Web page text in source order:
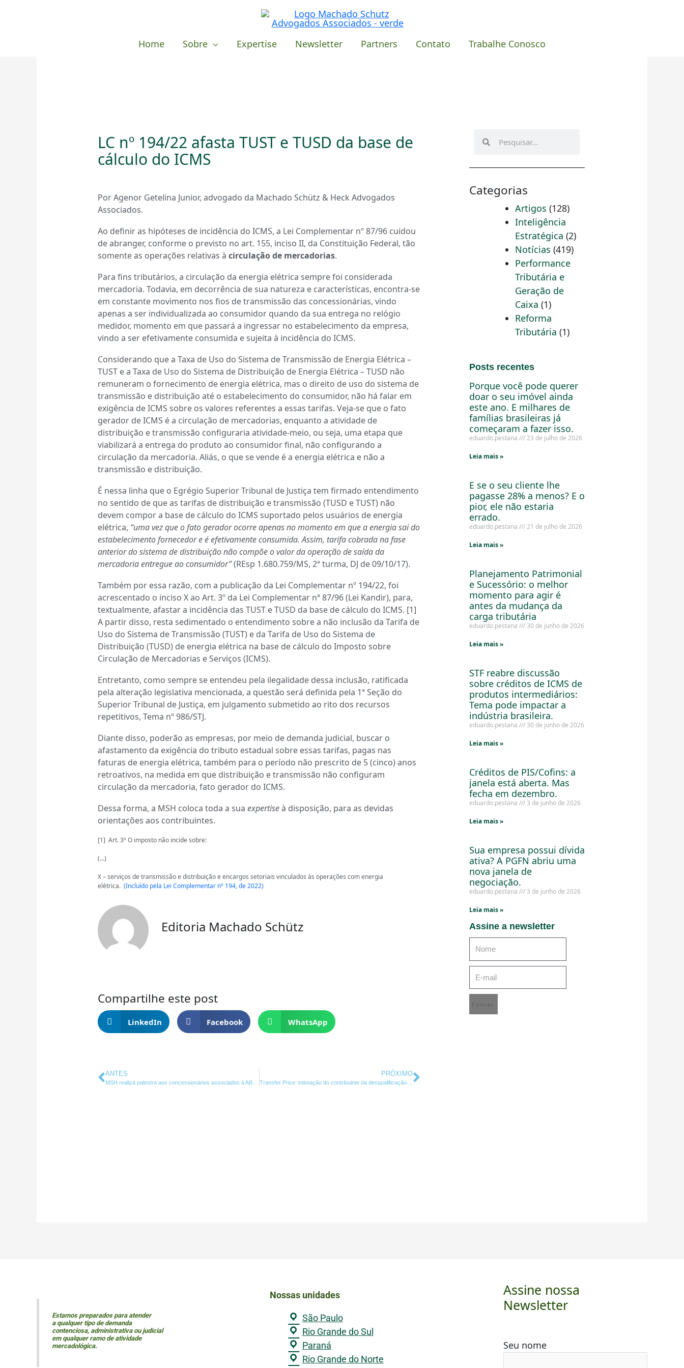
Home Sobre Expertise Newsletter Partners Contato Trabalhe Conosco
LC nº 194/22 afasta TUST e TUSD da base de
cálculo do ICMS
Por Agenor Getelina Junior, advogado da Machado Schütz & Heck Advogados
Associados.
Ao definir as hipóteses de incidência do ICMS, a Lei Complementar nº 87/96 cuidou
de abranger, conforme o previsto no art. 155, inciso II, da Constituição Federal, tão
somente as operações relativas àcirculação de mercadorias.
Para fins tributários, a circulação da energia elétrica sempre foi considerada
mercadoria. Todavia, em decorrência de sua natureza e características, encontra-se
em constante movimento nos fios de transmissão das concessionárias, vindo
apenas a ser individualizada ao consumidor quando da sua entrega no relógio
medidor, momento em que passará a ingressar no estabelecimento da empresa,
vindo a ser efetivamente consumida e sujeita à incidência do ICMS.
Considerando que a Taxa de Uso do Sistema de Transmissão de Energia Elétrica –
TUST e a Taxa de Uso do Sistema de Distribuição de Energia Elétrica – TUSD não
remuneram o fornecimento de energia elétrica, mas o direito de uso do sistema de
transmissão e distribuição até o estabelecimento do consumidor, não há falar em
exigência de ICMS sobre os valores referentes a essas tarifas. Veja-se que o fato
gerador de ICMS é a circulação de mercadorias, enquanto a atividade de
distribuição e transmissão configuraria atividade-meio, ou seja, uma etapa que
viabilizará a entrega do produto ao consumidor final, não configurando a
circulação da mercadoria. Aliás, o que se vende é a energia elétrica e não a
transmissão e distribuição.
É nessa linha que o Egrégio Superior Tribunal de Justiça tem firmado entendimento
no sentido de que as tarifas de distribuição e transmissão (TUSD e TUST) não
devem compor a base de cálculo do ICMS suportado pelos usuários de energia
elétrica, “uma vez que o fato gerador ocorre apenas no momento em que a energia sai do
estabelecimento fornecedor e é efetivamente consumida. Assim, tarifa cobrada na fase
anterior do sistema de distribuição não compõe o valor da operação de saída da
mercadoria entregue ao consumidor”(REsp 1.680.759/MS, 2ª turma, DJ de 09/10/17).
Também por essa razão, com a publicação da Lei Complementar nº 194/22, foi
acrescentado o inciso X ao Art. 3º da Lei Complementar nª 87/96 (Lei Kandir), para,
textualmente, afastar a incidência das TUST e TUSD da base de cálculo do ICMS. [1]
A partir disso, resta sedimentado o entendimento sobre a não inclusão da Tarifa de
Uso do Sistema de Transmissão (TUST) e da Tarifa de Uso do Sistema de
Distribuição (TUSD) de energia elétrica na base de cálculo do Imposto sobre
Circulação de Mercadorias e Serviços (ICMS).
Entretanto, como sempre se entendeu pela ilegalidade dessa inclusão, ratificada
pela alteração legislativa mencionada, a questão será definida pela 1ª Seção do
Superior Tribunal de Justiça, em julgamento submetido ao rito dos recursos
repetitivos, Tema nº 986/STJ.
Diante disso, poderão as empresas, por meio de demanda judicial, buscar o
afastamento da exigência do tributo estadual sobre essas tarifas, pagas nas
faturas de energia elétrica, também para o período não prescrito de 5 (cinco) anos
retroativos, na medida em que distribuição e transmissão não configuram
circulação da mercadoria, fato gerador do ICMS.
Dessa forma, a MSH coloca toda a suaexpertiseà disposição, para as devidas
orientações aos contribuintes.
[1] Art. 3º O imposto não incide sobre:
(…)
X – serviços de transmissão e distribuição e encargos setoriais vinculados às operações com energia
elétrica.(Incluído pela Lei Complementar nº 194, de 2022)
Editoria Machado Schütz
Compartilhe este post
LinkedIn Facebook WhatsApp
Anterior
ANTES PRÓXIMO
Transfer Price: intimação do contribuinte da desqualificação do método Próximo
Pesquisar
Categorias
Artigos (128)
Inteligência
Estratégica (2)
Notícias (419)
Performance
Tributária e
Geração de
Caixa (1)
Reforma
Tributária (1)
Posts recentes
Porque você pode querer
doar o seu imóvel ainda
este ano. E milhares de
famílias brasileiras já
começaram a fazer isso.
eduardo.pestana 23 de julho de 2026
Leia mais »
E se o seu cliente lhe
pagasse 28% a menos? E o
pior, ele não estaria
errado.
eduardo.pestana 21 de julho de 2026
Leia mais »
Planejamento Patrimonial
e Sucessório: o melhor
momento para agir é
antes da mudança da
carga tributária
eduardo.pestana 30 de junho de 2026
Leia mais »
STF reabre discussão
sobre créditos de ICMS de
produtos intermediários:
Tema pode impactar a
indústria brasileira.
eduardo.pestana 30 de junho de 2026
Leia mais »
Créditos de PIS/Cofins: a
janela está aberta. Mas
fecha em dezembro.
eduardo.pestana 3 de junho de 2026
Leia mais »
Sua empresa possui dívida
ativa? A PGFN abriu uma
nova janela de
negociação.
eduardo.pestana 3 de junho de 2026
Leia mais »
Assine a newsletter
Enviar
Estamos preparados para atender
a qualquer tipo de demanda
contenciosa, administrativa ou judicial
em qualquer ramo de atividade
mercadológica.
Nossas unidades
São Paulo
Rio Grande do Sul
Paraná
Rio Grande do Norte
Assine nossa
Newsletter
Seu nome